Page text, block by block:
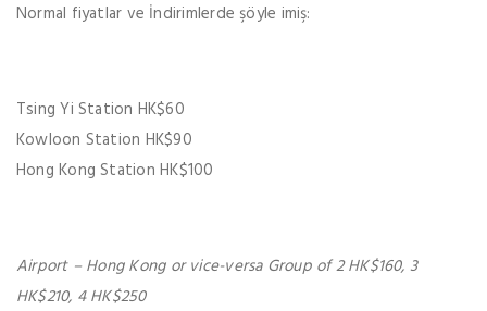
Normal fiyatlar ve İndirimlerde şöyle imiş:
Tsing Yi Station HK$60
Kowloon Station HK$90
Hong Kong Station HK$100
Airport – Hong Kong or vice-versa Group of 2 HK$160, 3
HK$210, 4 HK$250